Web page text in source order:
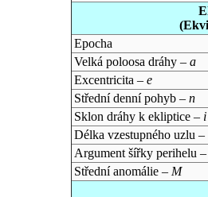
Epocha
Velká poloosa dráhy – a
Excentricita – e
Střední denní pohyb – n
Sklon dráhy k ekliptice – i
Délka vzestupného uzlu –
Argument šířky perihelu
Střední anomálie – M